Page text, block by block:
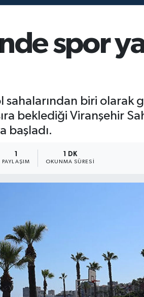
spor
sahalarından biri
beklediği Viranşehir
başladı.
PAYLAŞIM
1 DK
OKUNMA SÜRESI